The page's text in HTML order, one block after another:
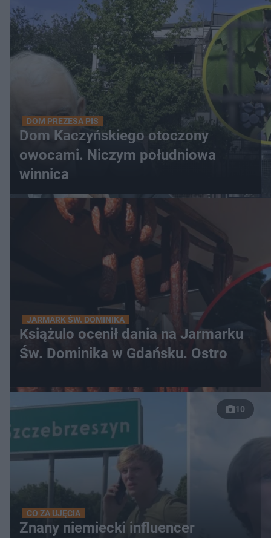
DOM PREZESA PIS
Dom Kaczyńskiego otoczony
owocami. Niczym południowa
winnica
JARMARK ŚW. DOMINIKA
Książulo ocenił dania na Jarmarku
Św. Dominika w Gdańsku. Ostro
10
CO ZA UJĘCIA
Znany niemiecki influencer